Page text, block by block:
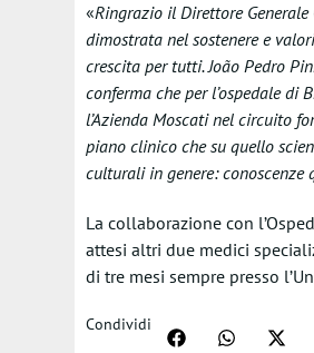
«Ringrazio il Direttore Generale
dimostrata nel sostenere e
crescita per tutti. João Pedro
conferma che per l’ospedale di
l’Azienda Moscati nel circuito
piano clinico che su quello
culturali in genere: conoscenze
La collaborazione con
attesi altri due medici
di tre mesi sempre presso
Condividi